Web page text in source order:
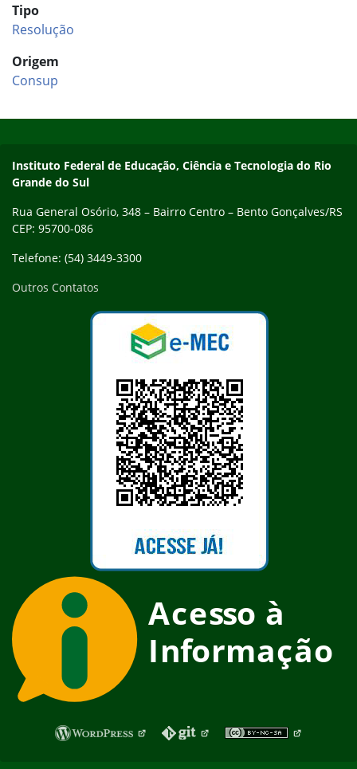
Tipo
Resolução
Origem
Consup
Contato
Instituto Federal de Educação, Ciência e Tecnologia do Rio
Grande do Sul
Rua General Osório, 348 – Bairro Centro – Bento Gonçalves/RS
CEP: 95700-086
Telefone: (54) 3449-3300
Outros Contatos